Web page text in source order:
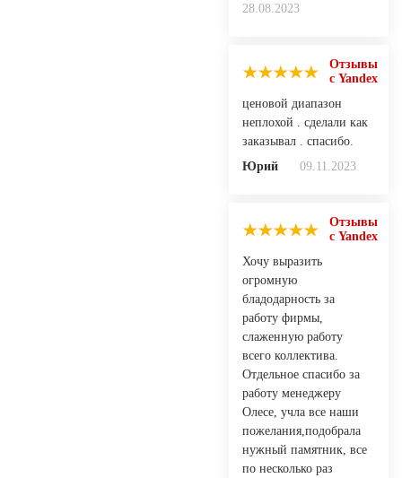
28.08.2023
Отзывы
с Yandex
ценовой диапазон
неплохой . сделали как
заказывал . спасибо.
Юрий
09.11.2023
Отзывы
с Yandex
Хочу выразить
огромную
бладодарность за
работу фирмы,
слаженную работу
всего коллектива.
Отдельное спасибо за
работу менеджеру
Олесе, учла все наши
пожелания,подобрала
нужный памятник, все
по несколько раз